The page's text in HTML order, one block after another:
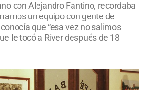
con Alejandro Fantino, recordaba
un equipo con gente de
que “esa vez no salimos
le tocó a River después de 18